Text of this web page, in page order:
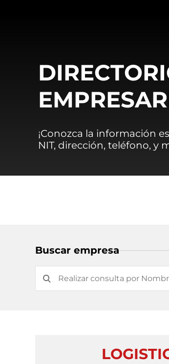
¡Conozca la información
NIT, dirección, teléfono, y
Buscar empresa